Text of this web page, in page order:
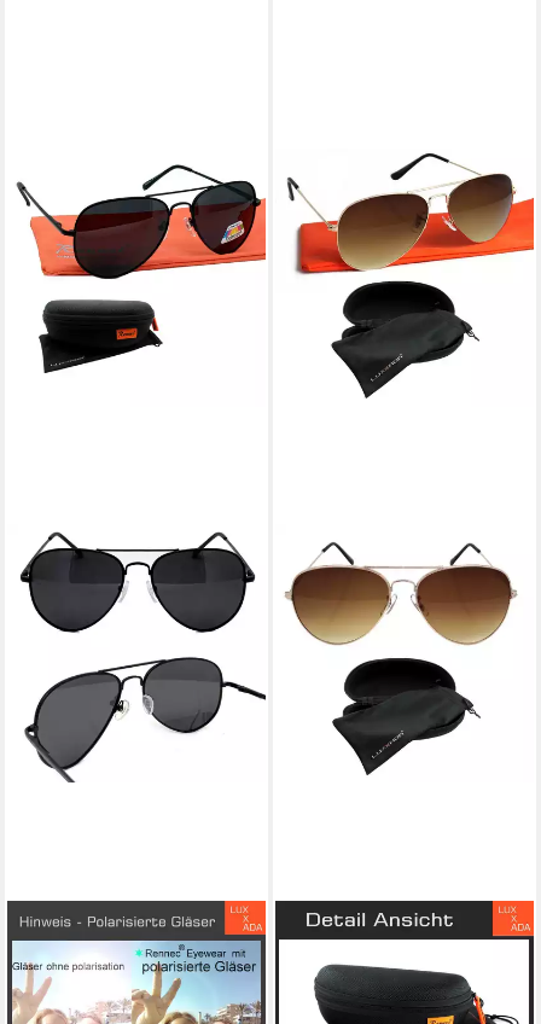
RENNEC
Sonnenbrille (Pilotenbrille
Polarisiert Schwarz mit
stabilen Hardcase, Piloten
RENNEC
Polarisiert UV400 Retro
Gelenke und Hardcase